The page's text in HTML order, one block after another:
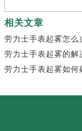
相关文章
劳力士手表起雾怎么
劳力士手表起雾的解
劳力士手表起雾如何